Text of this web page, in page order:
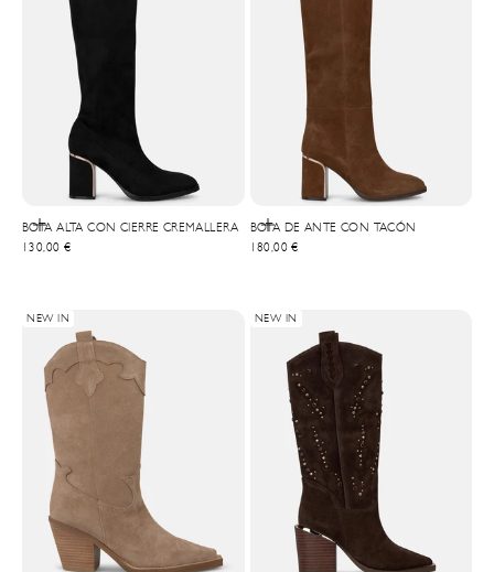
Choisir les options
BOTA ALTA CON CIERRE CREMALLERA
Prix de vente
130,00 €
Choisir les options
BOTA DE ANTE CON TACÓN
Prix de vente
180,00 €
NEW IN NEW IN